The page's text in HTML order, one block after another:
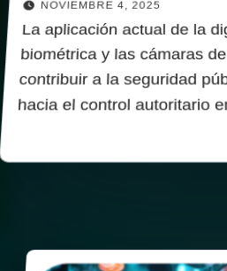
NOVIEMBRE 4, 2025
La aplicación actual de la
biométrica y las cámaras
contribuir a la seguridad
hacia el control autoritario